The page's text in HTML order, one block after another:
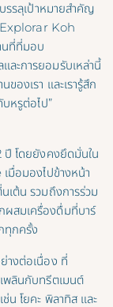
รรลุเป้าหมายสำคัญ
Explorar Koh
นที่ที่มอบ
ละการยอมรับเหล่านี้
องเรา และเรารู้สึก
บหรูต่อไป”
โดยยังคงยึดมั่นใน
อมองไปข้างหน้า
เต้น รวมถึงการร่วม
ผสมเครื่องดื่มที่บาร์
ทุกครั้ง
างต่อเนื่อง ที่
ลินกับทรีตเมนต์
น โยคะ พิลาทิส และ